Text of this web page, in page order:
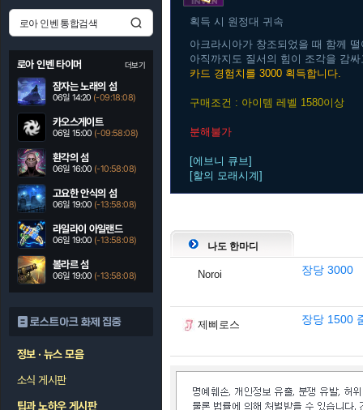
로아 인벤 타이머 더보기
잠자는 노래의 섬
06일 14:20 (-09:18:07)
카오스게이트
06일 15:00 (-09:58:07)
환각의 섬
06일 16:00 (-10:58:07)
고요한 안식의 섬
06일 19:00 (-13:58:07)
라일라이 아일랜드
06일 19:00 (-13:58:07)
볼라르 섬
06일 19:00 (-13:58:07)
로스트아크 화제 집중
정보 · 뉴스 모음
소식 게시판
팁과 노하우 게시판
획득 시 원정대 귀속
아크라시아가 창조되었을 때 함께
아직까지도 질서의 힘이 조각을 감
카드 경험치를 3000 획득합니다.
구매조건 : 아이템 레벨 1580이상
분해불가
[에브니 큐브]
[할의 모래시계]
나도 한마디
Noroi 장당 3000
제삐로스 장당 1500